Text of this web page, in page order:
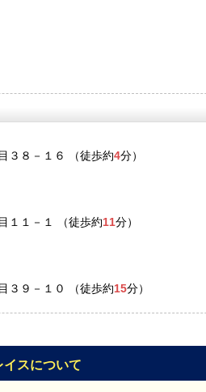
３８－１６ （徒歩約4分）
１１－１ （徒歩約11分）
３９－１０ （徒歩約15分）
イスについて